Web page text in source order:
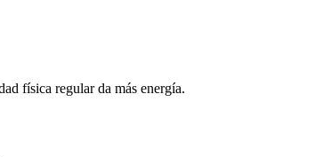
física regular da más energía.